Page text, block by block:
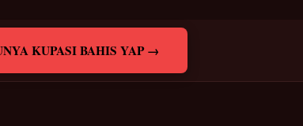
KUPASI BAHIS YAP →